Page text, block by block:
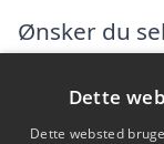
Ønsker du
tagdækning,
Dette
Dette websted